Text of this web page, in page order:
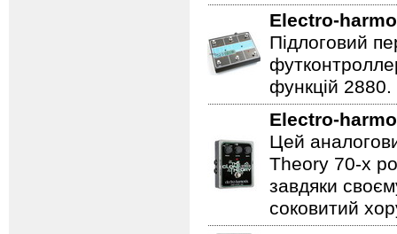
Electro-
Підлоговий
функцій 2880.
Electro-
Цей
Theory 70-х
завдяки
соковитий